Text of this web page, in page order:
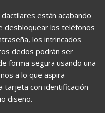
están acabando
desbloquear los teléfonos
los intrincados
dedos podrán ser
forma segura usando una
a lo que aspira
tarjeta con identificación
diseño.